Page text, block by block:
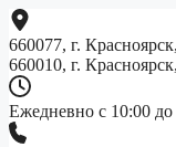
Перейти
к
содержимому
660077, г.
660010, г.
Ежедневно с 10:00 до